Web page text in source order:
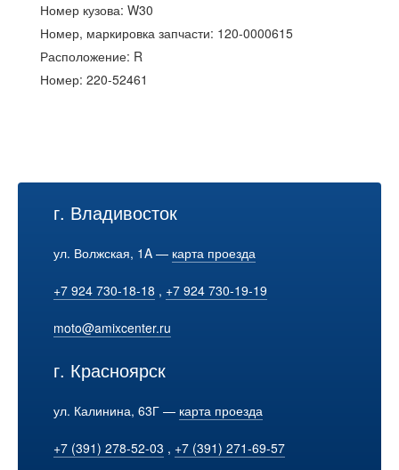
Номер кузова: W30
Номер, маркировка запчасти: 120-0000615
Расположение: R
Номер: 220-52461
г. Владивосток
ул. Волжская, 1A — карта проезда
+7 924 730-18-18 , +7 924 730-19-19
moto@amixcenter.ru
г. Красноярск
ул. Калинина, 63Г — карта проезда
+7 (391) 278-52-03 , +7 (391) 271-69-57